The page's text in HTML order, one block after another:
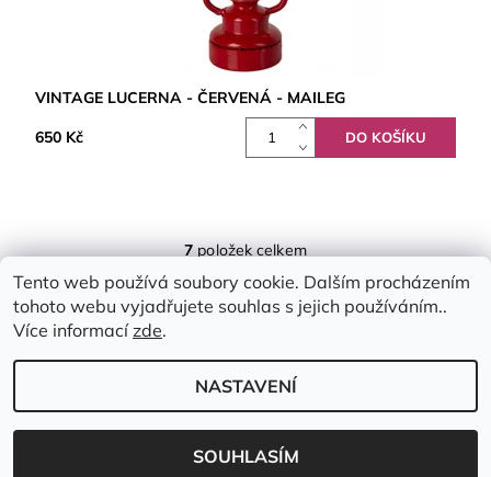
VINTAGE LUCERNA - ČERVENÁ - MAILEG
650 Kč
7položek celkem
2026 © Emimis.cz, všechna práva vyhrazena
Vytvořil Shoptet
Tento web používá soubory cookie. Dalším procházením
tohoto webu vyjadřujete souhlas s jejich používáním..
Více informacízde.
NASTAVENÍ
SOUHLASÍM